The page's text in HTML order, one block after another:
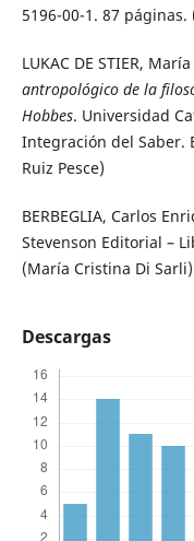
5196-00-1. 87
LUKAC DE STIER,
antropológico de la
Hobbes. Universidad
Integración del Saber.
Ruiz Pesce)
BERBEGLIA, Carlos
Stevenson Editorial –
(María Cristina Di Sarli)
Descargas